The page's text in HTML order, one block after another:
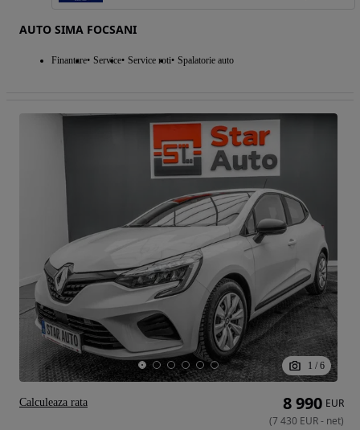
AUTO SIMA FOCSANI
Finantare Service Service roti Spalatorie auto
1 / 6
8 990 EUR
(7 430 EUR- net)
Calculeaza rata